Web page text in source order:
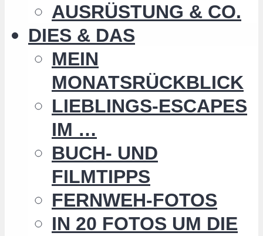
AUSRÜSTUNG & CO.
DIES & DAS
MEIN
MONATSRÜCKBLICK
LIEBLINGS-ESCAPES
IM …
BUCH- UND
FILMTIPPS
FERNWEH-FOTOS
IN 20 FOTOS UM DIE